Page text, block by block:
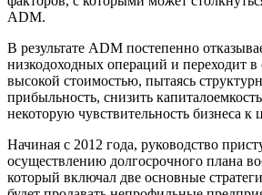
ADM.
В результате ADM постепенно
низкодоходных операций и переходит в
высокой стоимостью, пытаясь
прибыльность, снизить
некоторую чувствительность бизнеса к
Начиная с 2012 года, руководство
осуществлению долгосрочного плана
который включал две основные